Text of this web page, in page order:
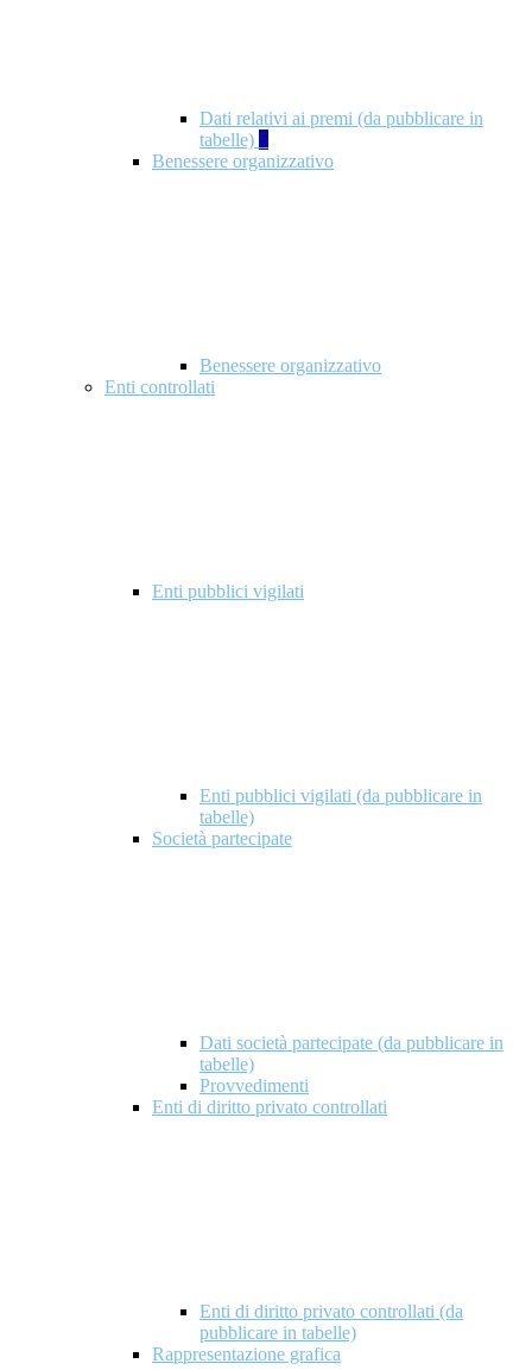
Dati relativi ai premi (da pubblicare in
tabelle) 5
Benessere organizzativo
Benessere organizzativo
Enti controllati
Enti pubblici vigilati
Enti pubblici vigilati (da pubblicare in
tabelle)
Società partecipate
Dati società partecipate (da pubblicare in
tabelle)
Provvedimenti
Enti di diritto privato controllati
Enti di diritto privato controllati (da
pubblicare in tabelle)
Rappresentazione grafica